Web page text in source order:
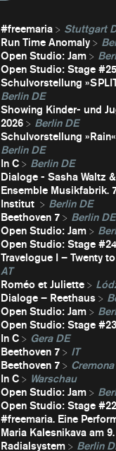
#freemaria
Stuttgart
Run Time Anomaly
Open Studio: Jam
Open Studio: Stage #25
Schulvorstellung
Berlin DE
Showing Kinder- und
2026
Berlin DE
Schulvorstellung
Berlin DE
In C
Berlin DE
Dialoge - Sasha Waltz
Ensemble Musikfabrik.
Institut
Berlin DE
Beethoven 7
Berlin DE
Open Studio: Jam
Open Studio: Stage #24
Travelogue I – Twenty
AT
Roméo et Juliette
Dialoge – Reethaus
Open Studio: Jam
Open Studio: Stage #23
In C
Gera DE
Beethoven 7
IT
Beethoven 7
Cremona
In C
Warschau
Open Studio: Jam
Open Studio: Stage #22
#freemaria. Eine
Maria Kalesnikava am
Radialsystem
Berlin